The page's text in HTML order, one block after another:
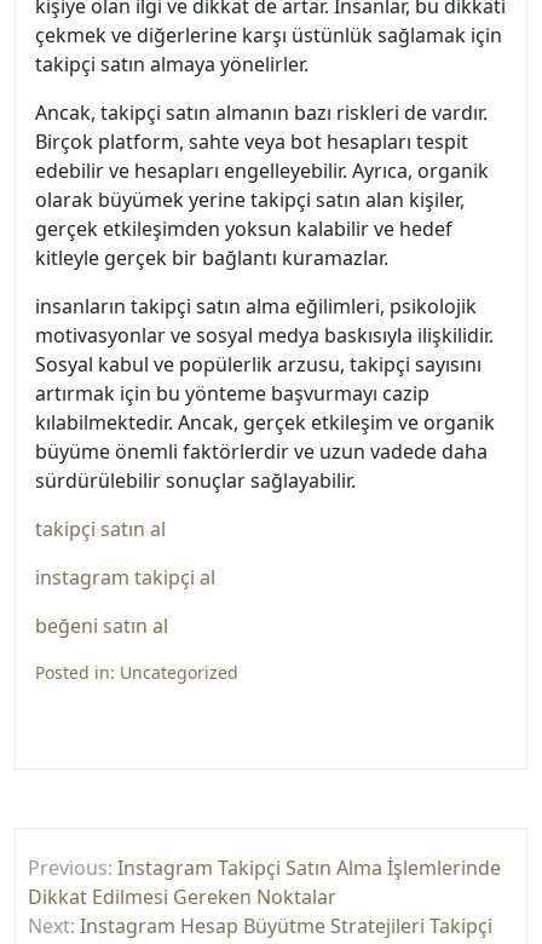
kişiye olan ilgi ve dikkat de artar. İnsanlar, bu dikkati
çekmek ve diğerlerine karşı üstünlük sağlamak için
takipçi satın almaya yönelirler.
Ancak, takipçi satın almanın bazı riskleri de vardır.
Birçok platform, sahte veya bot hesapları tespit
edebilir ve hesapları engelleyebilir. Ayrıca, organik
olarak büyümek yerine takipçi satın alan kişiler,
gerçek etkileşimden yoksun kalabilir ve hedef
kitleyle gerçek bir bağlantı kuramazlar.
insanların takipçi satın alma eğilimleri, psikolojik
motivasyonlar ve sosyal medya baskısıyla ilişkilidir.
Sosyal kabul ve popülerlik arzusu, takipçi sayısını
artırmak için bu yönteme başvurmayı cazip
kılabilmektedir. Ancak, gerçek etkileşim ve organik
büyüme önemli faktörlerdir ve uzun vadede daha
sürdürülebilir sonuçlar sağlayabilir.
takipçi satın al
instagram takipçi al
beğeni satın al
Posted in: Uncategorized
gezinmesi
Previous: Instagram Takipçi Satın Alma İşlemlerinde
Dikkat Edilmesi Gereken Noktalar
Next: Instagram Hesap Büyütme Stratejileri Takipçi